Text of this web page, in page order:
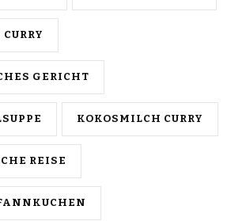
GERICHT
KOKOSMILCH CURRY
REISE